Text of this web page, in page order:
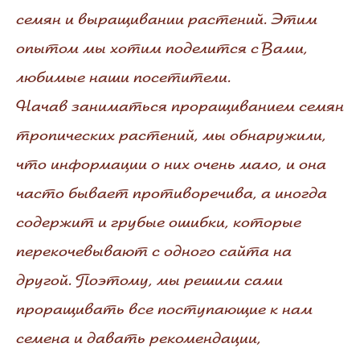
семян и выращивании растений. Этим
опытом мы хотим поделится с Вами,
любимые наши посетители.
Начав заниматься проращиванием семян
тропических растений, мы обнаружили,
что информации о них очень мало, и она
часто бывает противоречива, а иногда
содержит и грубые ошибки, которые
перекочевывают с одного сайта на
другой. Поэтому, мы решили сами
проращивать все поступающие к нам
семена и давать рекомендации,